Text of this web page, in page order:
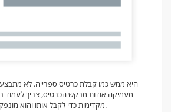
מעמיקה אודות מבקש הכרטיס, צריך לעמוד
מקדימות כדי לקבל אותו והוא מונפק במהירות.